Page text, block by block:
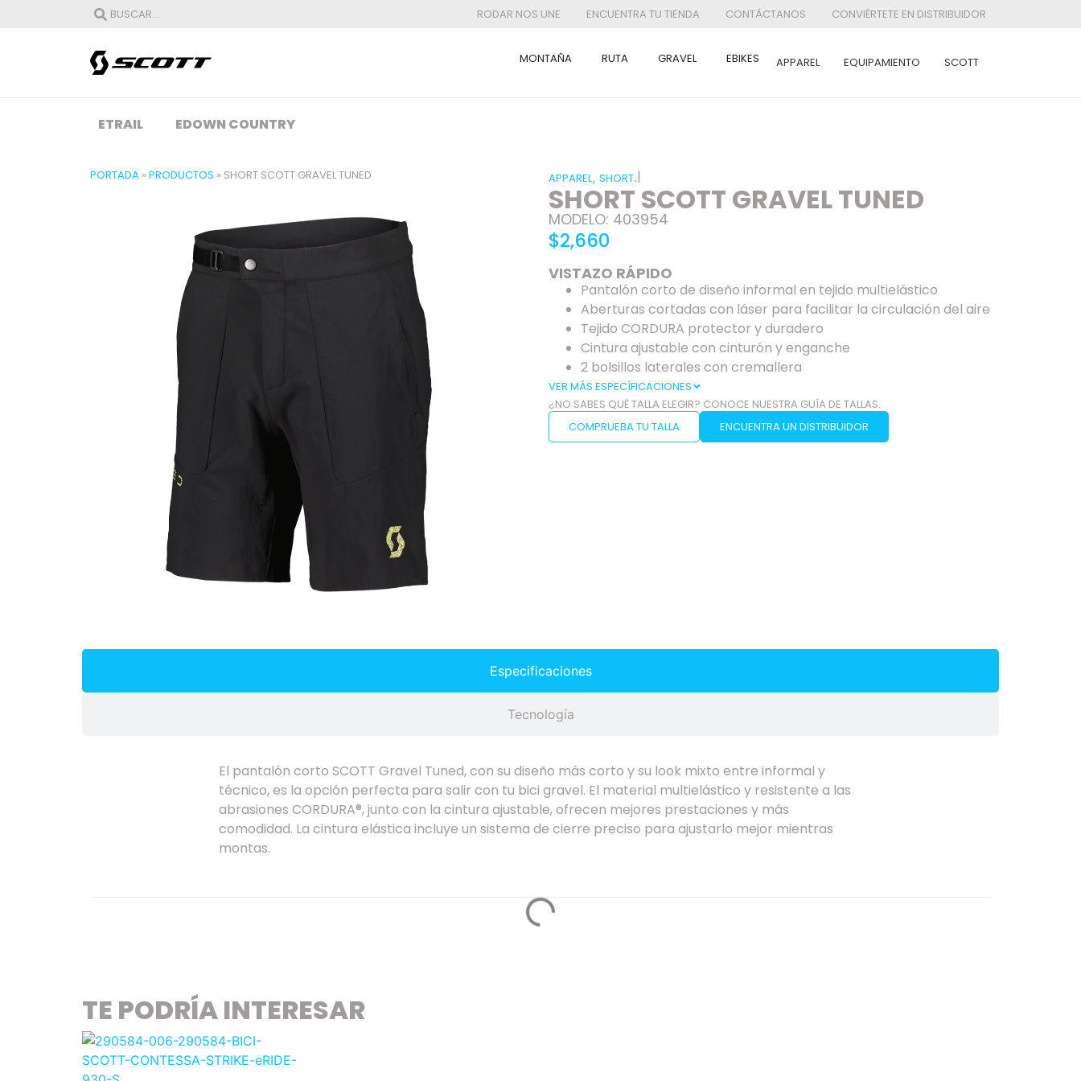
RODAR NOS UNE ENCUENTRA TU TIENDA CONTÁCTANOS CONVIÉRTETE EN DISTRIBUIDOR
MONTAÑA RUTA GRAVEL EBIKES APPAREL EQUIPAMIENTO SCOTT
ETRAIL EDOWN COUNTRY
PORTADA » PRODUCTOS » SHORT SCOTT GRAVEL TUNED APPAREL, SHORT.|
SHORT SCOTT GRAVEL TUNED
MODELO: 403954
$2,660
VISTAZO RÁPIDO
Pantalón corto de diseño informal en tejido multielástico
Aberturas cortadas con láser para facilitar la circulación del aire
Tejido CORDURA protector y duradero
Cintura ajustable con cinturón y enganche
2 bolsillos laterales con cremallera
VER MÁS ESPECÍFICACIONES
¿NO SABES QUÉ TALLA ELEGIR? CONOCE NUESTRA GUÍA DE TALLAS.
COMPRUEBA TU TALLA
ENCUENTRA UN DISTRIBUIDOR
Especificaciones
Tecnología
El pantalón corto SCOTT Gravel Tuned, con su diseño más corto y su look mixto entre informal y
técnico, es la opción perfecta para salir con tu bici gravel. El material multielástico y resistente a las
abrasiones CORDURA®, junto con la cintura ajustable, ofrecen mejores prestaciones y más
comodidad. La cintura elástica incluye un sistema de cierre preciso para ajustarlo mejor mientras
montas.
TE PODRÍA INTERESAR